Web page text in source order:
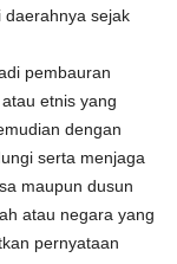
daerahnya sejak
pembauran
etnis yang
dengan
serta menjaga
maupun dusun
atau negara yang
pernyataan